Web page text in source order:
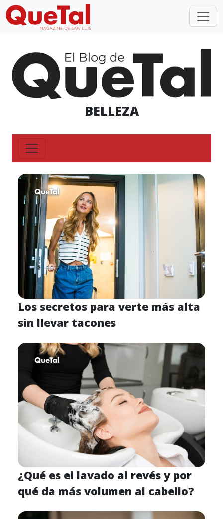
BELLEZA
Los secretos para verte más alta
sin llevar tacones
¿Qué es el lavado al revés y por
qué da más volumen al cabello?